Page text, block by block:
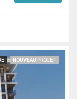
NOUVEAU PROJET